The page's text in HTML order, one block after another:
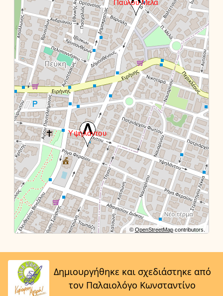
© OpenStreetMapcontributors.
Δημιουργήθηκε και σχεδιάστηκε από
τον Παλαιολόγο Κωνσταντίνο